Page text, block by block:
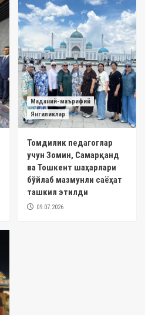
Маданий-маърифий
Янгиликлар
Томдилик педагоглар
учун Зомин, Самарқанд
ва Тошкент шаҳарлари
бўйлаб мазмунли саёҳат
ташкил этилди
09.07.2026